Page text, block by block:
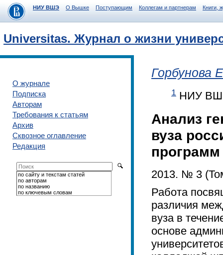
НИУ ВШЭ О Вышке Поступающим Коллегам и партнерам Книги,
Universitas. Журнал о жизни
О журнале
Подписка
Авторам
Требования к статьям
Архив
Сквозное оглавление
Редакция
по сайту и текстам статей
по авторам
по названию
по ключевым словам
Горбунова
1 НИУ
Анализ
вуза
программ
2013. № 3
Работа
различия
вуза в
основе